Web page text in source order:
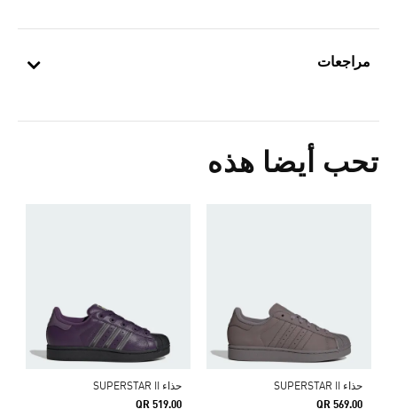
مراجعات
تحب أيضا هذه
حذاء SUPERSTAR II
QR 569.00
حذاء SUPERSTAR II
QR 519.00